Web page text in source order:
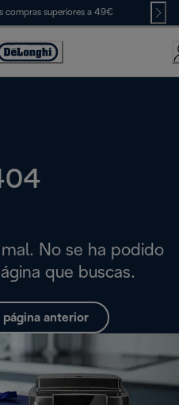
compras superiores a 49€
No se ha podido
que buscas.
página anterior